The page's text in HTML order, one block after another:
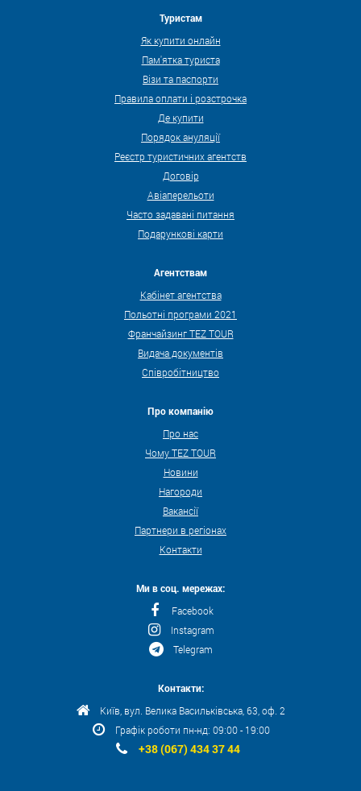
Туристам
Як купити онлайн
Пам'ятка туриста
Візи та паспорти
Правила оплати і розстрочка
Де купити
Порядок ануляції
Реєстр туристичних агентств
Договір
Авіаперельоти
Часто задавані питання
Подарункові карти
Агентствам
Кабінет агентства
Польотні програми 2021
Франчайзинг TEZ TOUR
Видача документів
Співробітництво
Про компанію
Про нас
Чому TEZ TOUR
Новини
Нагороди
Вакансії
Партнери в регіонах
Контакти
Ми в соц. мережах:
Facebook
Instagram
Telegram
Контакти:
Київ, вул. Велика Васильківська, 63, оф. 2
Графік роботи пн-нд: 09:00 - 19:00
+38 (067) 434 37 44